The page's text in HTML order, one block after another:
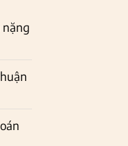
nặng